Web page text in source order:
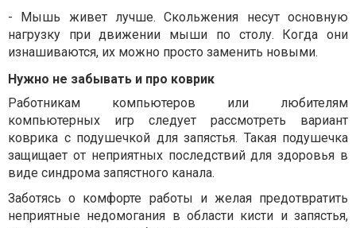
- Мышь живет лучше. Скольжения несут основную
нагрузку при движении мыши по столу. Когда они
изнашиваются, их можно просто заменить новыми.
Нужно не забывать и про коврик
Работникам компьютеров или любителям
компьютерных игр следует рассмотреть вариант
коврика с подушечкой для запястья. Такая подушечка
защищает от неприятных последствий для здоровья в
виде синдрома запястного канала.
Заботясь о комфорте работы и желая предотвратить
неприятные недомогания в области кисти и запястья,